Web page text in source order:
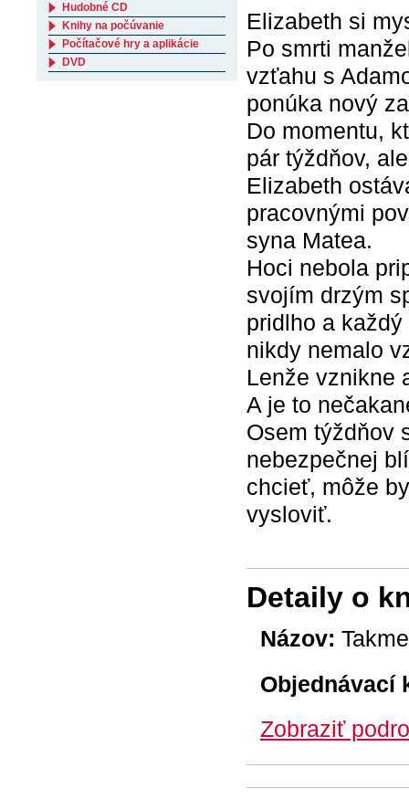
Elizabeth si
Po smrti
vzťahu s
ponúka nový
Do momentu,
pár týždňov,
Elizabeth
pracovnými
syna Matea.
Hoci nebola
svojím drzým
pridlho a
nikdy nemalo
Lenže vznikne
A je to
Osem týždňov
nebezpečnej
chcieť, môže
vysloviť.
Detaily o
Názov:
Objednávací
Zobraziť
Hudobné CD
Knihy na počúvanie
Počítačové hry a aplikácie
DVD